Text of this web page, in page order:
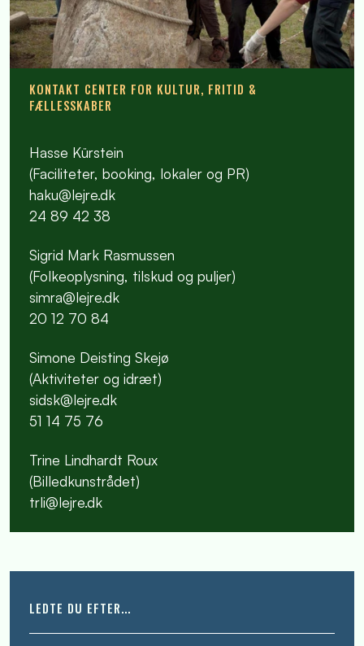
KONTAKT CENTER FOR KULTUR, FRITID &
FÆLLESSKABER
Hasse Kürstein
(Faciliteter, booking, lokaler og PR)
haku@lejre.dk
24 89 42 38
Sigrid Mark Rasmussen
(Folkeoplysning, tilskud og puljer)
simra@lejre.dk
20 12 70 84
Simone Deisting Skejø
(Aktiviteter og idræt)
sidsk@lejre.dk
51 14 75 76
Trine Lindhardt Roux
(Billedkunstrådet)
trli@lejre.dk
LEDTE DU EFTER...